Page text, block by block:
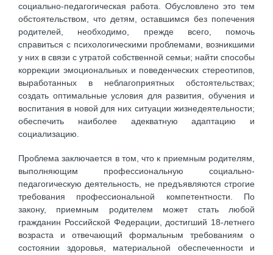
социально-педагогическая работа. Обусловлено это тем
обстоятельством, что детям, оставшимся без попечения
родителей, необходимо, прежде всего, помочь
справиться с психологическими проблемами, возникшими
у них в связи с утратой собственной семьи; найти способы
коррекции эмоциональных и поведенческих стереотипов,
выработанных в неблагоприятных обстоятельствах;
создать оптимальные условия для развития, обучения и
воспитания в новой для них ситуации жизнедеятельности;
обеспечить наиболее адекватную адаптацию и
социализацию.
Проблема заключается в том, что к приемным родителям,
выполняющим профессиональную социально-
педагогическую деятельность, не предъявляются строгие
требования профессиональной компетентности. По
закону, приемным родителем может стать любой
гражданин Российской Федерации, достигший 18-летнего
возраста и отвечающий формальным требованиям о
состоянии здоровья, материальной обеспеченности и